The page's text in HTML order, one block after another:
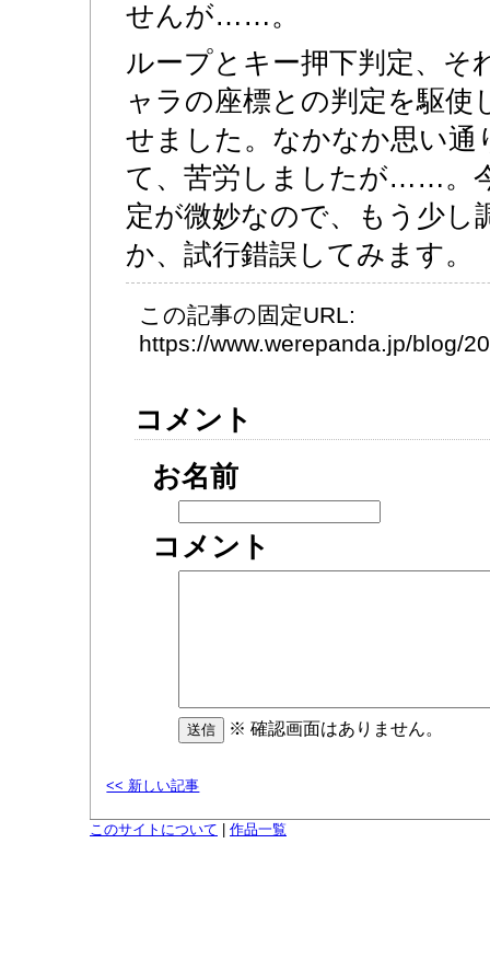
せんが……。
ループとキー押下判定、そ
ャラの座標との判定を駆使
せました。なかなか思い通
て、苦労しましたが……。
定が微妙なので、もう少し
か、試行錯誤してみます。
この記事の固定URL:
https://www.werepanda.jp/blog/
コメント
お名前
コメント
※ 確認画面はありません。
<< 新しい記事
このサイトについて 作品一覧